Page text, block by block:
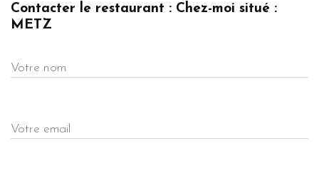
Contacter le restaurant : Chez-moi situé :
METZ
Votre nom
Votre email